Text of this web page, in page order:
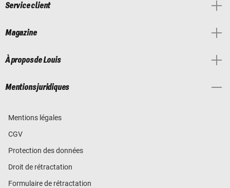
Service client
Magazine
À propos de Louis
Mentions juridiques
Mentions légales
CGV
Protection des données
Droit de rétractation
Formulaire de rétractation